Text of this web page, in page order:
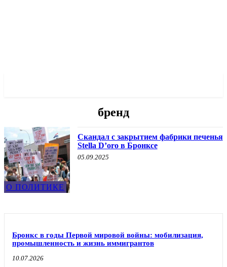
бренд
О ПОЛИТИКЕ
Скандал с закрытием фабрики печенья
Stella D’oro в Бронксе
05.09.2025
Бронкс в годы Первой мировой войны: мобилизация,
промышленность и жизнь иммигрантов
10.07.2026